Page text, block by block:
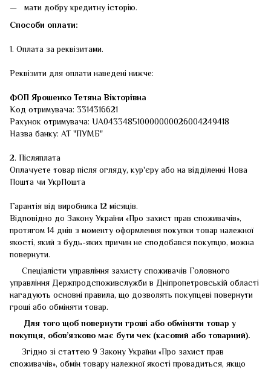
мати добру кредитну історію.
Способи оплати:
1. Оплата за реквізитами.
Реквізити для оплати наведені нижче:
ФОП Ярошенко Тетяна Вікторівна
Код отримувача: 3314316621
Рахунок отримувача: UA043348510000000026004249418
Назва банку: АТ "ПУМБ"
2. Післяплата
Оплачуєте товар після огляду, кур'єру або на відділенні Нова
Пошта чи УкрПошта
Гарантія від виробника 12 місяців.
Відповідно до Закону України «Про захист прав споживачів»,
протягом 14 днів з моменту оформлення покупки товар належної
якості, який з будь-яких причин не сподобався покупцю, можна
повернути.
Спеціалісти управління захисту споживачів Головного
управління Держпродспоживслужби в Дніпропетровській області
нагадують основні правила, що дозволять покупцеві повернути
гроші або обміняти товар.
Для того щоб повернути гроші або обміняти товар у
покупця, обов’язково має бути чек (касовий або товарний).
Згідно зі статтею 9 Закону України «Про захист прав
споживачів», обмін товару належної якості провадиться, якщо